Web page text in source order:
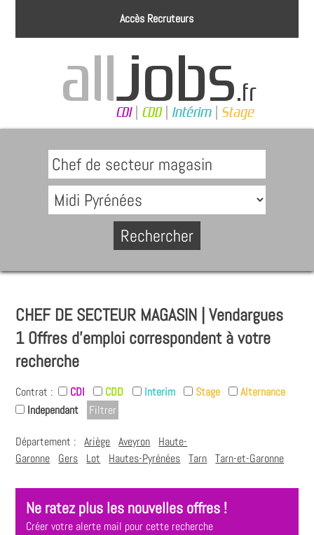
Accès Recruteurs
CHEF DE SECTEUR MAGASIN | Vendargues
1 Offres d'emploi correspondent à votre
recherche
Contrat : CDI CDD Interim Stage
Alternance
Independant
Département : Ariège Aveyron
Haute-
Garonne
Gers Lot Hautes-Pyrénées Tarn Tarn-et-Garonne
Ne ratez plus les nouvelles offres !
Créer votre alerte mail pour cette recherche